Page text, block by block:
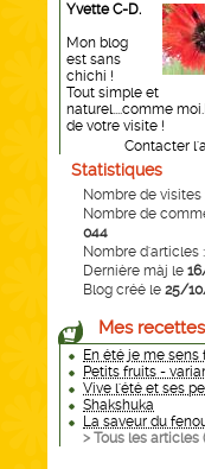
Yvette C-D.
Mon blog
est sans
chichi !
Tout simple et
naturel....comme
de votre visite !
Contacter
Statistiques
Nombre de visites
Nombre de
044
Nombre d'articles :
Dernière màj le
Blog créé le 25/
Mes recettes
En été je me sens
Petits fruits -
Vive l'été et ses
Shakshuka
La saveur du
> Tous les articles (